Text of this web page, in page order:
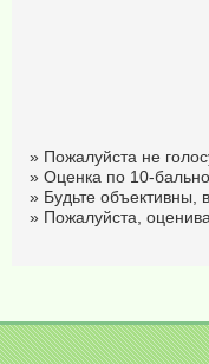
» Пожалуйста не
» Оценка по 10-
» Будьте объективны,
» Пожалуйста,